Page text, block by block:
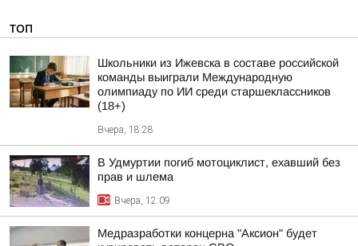
ТОП
Школьники из Ижевска в составе российской
команды выиграли Международную
олимпиаду по ИИ среди старшеклассников
(18+)
Вчера, 18:28
В Удмуртии погиб мотоциклист, ехавший без
прав и шлема
Вчера, 12:09
Медразработки концерна "Аксион" будет